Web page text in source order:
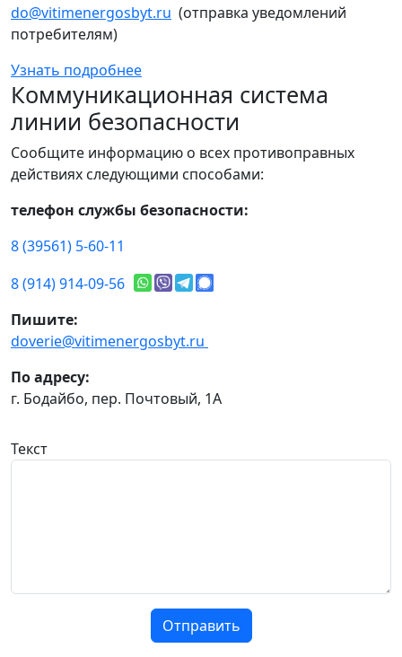
do@vitimenergosbyt.ru (отправка уведомлений
потребителям)
Узнать подробнее
Коммуникационная система
линии безопасности
Сообщите информацию о всех противоправных
действиях следующими способами:
телефон службы безопасности:
8 (39561) 5-60-11
8 (914) 914-09-56
Пишите:
doverie@vitimenergosbyt.ru
По адресу:
г. Бодайбо, пер. Почтовый, 1А
Текст
Отправить